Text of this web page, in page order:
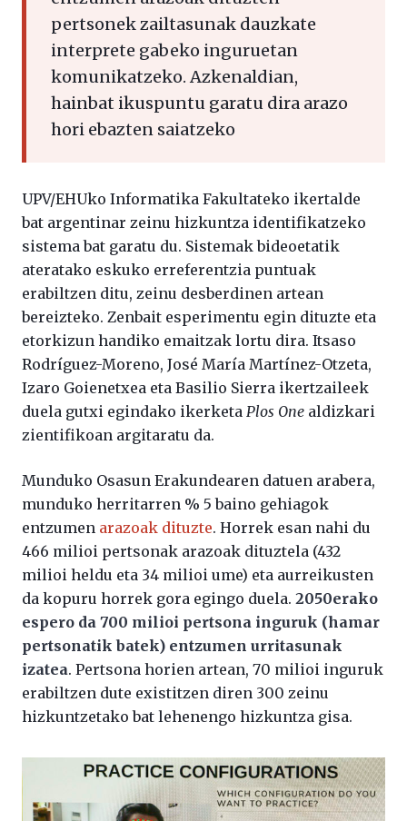
pertsonek zailtasunak dauzkate
interprete gabeko inguruetan
komunikatzeko. Azkenaldian,
hainbat ikuspuntu garatu dira arazo
hori ebazten saiatzeko
UPV/EHUko Informatika Fakultateko ikertalde
bat argentinar zeinu hizkuntza identifikatzeko
sistema bat garatu du. Sistemak bideoetatik
ateratako eskuko erreferentzia puntuak
erabiltzen ditu, zeinu desberdinen artean
bereizteko. Zenbait esperimentu egin dituzte eta
etorkizun handiko emaitzak lortu dira. Itsaso
Rodríguez-Moreno, José María Martínez-Otzeta,
Izaro Goienetxea eta Basilio Sierra ikertzaileek
duela gutxi egindako ikerketa Plos One aldizkari
zientifikoan argitaratu da.
Munduko Osasun Erakundearen datuen arabera,
munduko herritarren % 5 baino gehiagok
entzumen arazoak dituzte. Horrek esan nahi du
466 milioi pertsonak arazoak dituztela (432
milioi heldu eta 34 milioi ume) eta aurreikusten
da kopuru horrek gora egingo duela. 2050erako
espero da 700 milioi pertsona inguruk (hamar
pertsonatik batek) entzumen urritasunak
izatea. Pertsona horien artean, 70 milioi inguruk
erabiltzen dute existitzen diren 300 zeinu
hizkuntzetako bat lehenengo hizkuntza gisa.